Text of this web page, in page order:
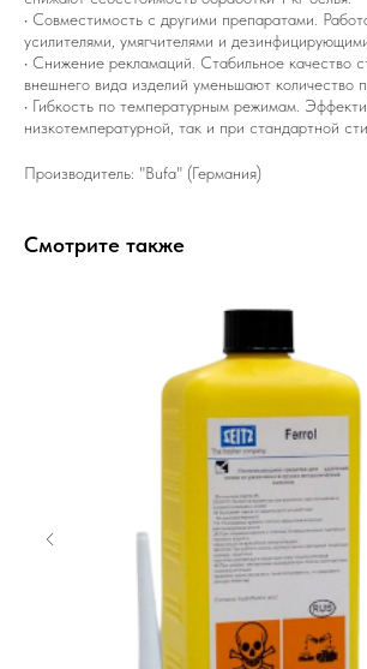
• Совместимость с другими препаратами.
усилителями, умягчителями и
• Снижение рекламаций. Стабильное качество
внешнего вида изделий уменьшают количество
• Гибкость по температурным режимам.
низкотемпературной, так и при стандартной
Производитель: "Bufa" (Германия)
Смотрите также